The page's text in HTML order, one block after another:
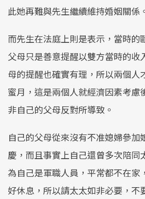
此她再難與先生繼續維持婚姻關係
而先生在法庭上則是表示，當時的
父母只是善意提醒以雙方當時的收
母的提醒也確實有理，所以兩個人
蜜月，這是兩個人就經濟因素考慮
非自己的父母反對所導致。
自己的父母從來沒有不准媳婦參加
慶，而且事實上自己還曾多次陪同
為自己是軍職人員，平常都不在家
好休息，所以請太太如非必要，不